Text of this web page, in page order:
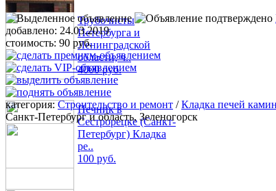
Трубочисты
Петербурга и
Ленинградской
области, ч..
4000 руб.
Печник в
Сестрорецке (Санкт-
Петербург) Кладка
ре..
100 руб.
добавлено: 24.03.2019
стоимость: 90 руб.
категория:Строительство и ремонт /Кладка печей
Санкт-Петербург и область, Зеленогорск